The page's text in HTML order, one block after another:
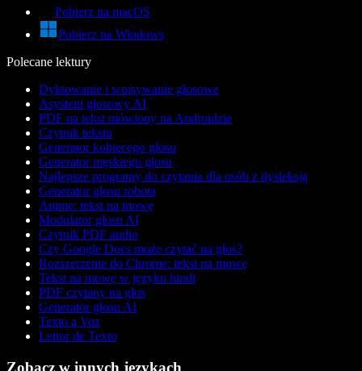
Pobierz na macOS
Pobierz na Windows
Polecane lektury
Dyktowanie i wpisywanie głosowe
Asystent głosowy AI
PDF na tekst mówiony na Androidzie
Czytnik tekstu
Generator kobiecego głosu
Generator męskiego głosu
Najlepsze programy do czytania dla osób z dysleksją
Generator głosu robota
Anime: tekst na mowę
Modulator głosu AI
Czytnik PDF audio
Czy Google Docs może czytać na głos?
Rozszerzenie do Chrome: tekst na mowę
Tekst na mowę w języku hindi
PDF czytany na głos
Generator głosu AI
Texto a Voz
Leitor de Texto
Zobacz w innych językach